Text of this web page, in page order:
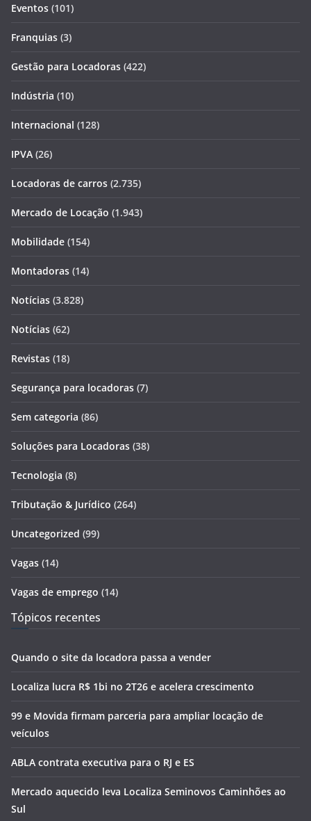
Eventos (101)
Franquias (3)
Gestão para Locadoras (422)
Indústria (10)
Internacional (128)
IPVA (26)
Locadoras de carros (2.735)
Mercado de Locação (1.943)
Mobilidade (154)
Montadoras (14)
Notícias (3.828)
Notícias (62)
Revistas (18)
Segurança para locadoras (7)
Sem categoria (86)
Soluções para Locadoras (38)
Tecnologia (8)
Tributação & Jurídico (264)
Uncategorized (99)
Vagas (14)
Vagas de emprego (14)
Tópicos recentes
Quando o site da locadora passa a vender
Localiza lucra R$ 1bi no 2T26 e acelera crescimento
99 e Movida firmam parceria para ampliar locação de
veículos
ABLA contrata executiva para o RJ e ES
Mercado aquecido leva Localiza Seminovos Caminhões ao
Sul